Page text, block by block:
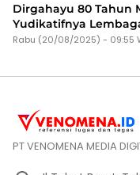
Dirgahayu 80 Tahun
Yudikatifnya
Rabu (20/08/2025) - 09:55
PT VENOMENA MEDIA